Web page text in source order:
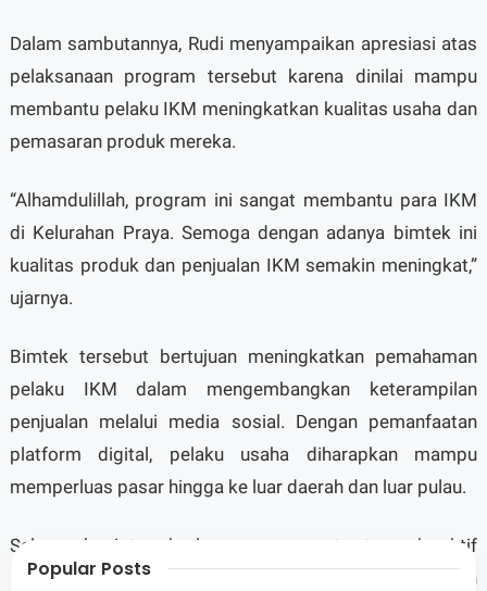
Dalam sambutannya, Rudi menyampaikan apresiasi atas
pelaksanaan program tersebut karena dinilai mampu
membantu pelaku IKM meningkatkan kualitas usaha dan
pemasaran produk mereka.
“Alhamdulillah, program ini sangat membantu para IKM
di Kelurahan Praya. Semoga dengan adanya bimtek ini
kualitas produk dan penjualan IKM semakin meningkat,”
ujarnya.
Bimtek tersebut bertujuan meningkatkan pemahaman
pelaku IKM dalam mengembangkan keterampilan
penjualan melalui media sosial. Dengan pemanfaatan
platform digital, pelaku usaha diharapkan mampu
memperluas pasar hingga ke luar daerah dan luar pulau.
Selama kegiatan berlangsung, peserta tampak aktif
berdiskusi dan berbagi pengalaman terkait pemasaran
Popular Posts